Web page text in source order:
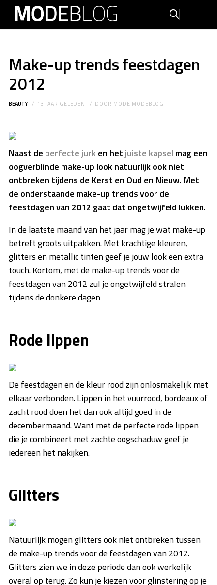
Make-up trends feestdagen
2012
BEAUTY 13 JAAR GELEDEN DOOR MODE MODEBLOG
Naast de perfecte jurken het juiste kapsel mag een
oogverblinde make-up look natuurlijk ook niet
ontbreken tijdens de Kerst en Oud en Nieuw. Met
de onderstaande make-up trends voor de
feestdagen van 2012 gaat dat ongetwijfeld lukken.
In de laatste maand van het jaar mag je wat make-up
betreft groots uitpakken. Met krachtige kleuren,
glitters en metallic tinten geef je jouw look een extra
touch. Kortom, met de make-up trends voor de
feestdagen van 2012 zul je ongetwijfeld stralen
tijdens de donkere dagen.
Rode lippen
De feestdagen en de kleur rood zijn onlosmakelijk met
elkaar verbonden. Lippen in het vuurrood, bordeaux of
zacht rood doen het dan ook altijd goed in de
decembermaand. Want met de perfecte rode lippen
die je combineert met zachte oogschaduw geef je
iedereen het nakijken.
Glitters
Natuurlijk mogen glitters ook niet ontbreken tussen
de make-up trends voor de feestdagen van 2012.
Glitters zien we in deze periode dan ook werkelijk
overal op terug. Zo kun je kiezen voor glinstering op je